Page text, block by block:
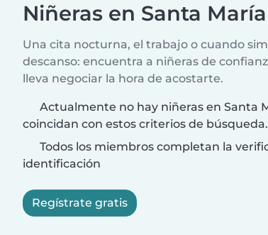
Niñeras en Santa
Una cita nocturna, el trabajo o cuando
descanso: encuentra a niñeras de
lleva negociar la hora de acostarte.
Actualmente no hay niñeras en Santa
coincidan con estos criterios de búsqueda.
Todos los miembros completan la
identificación
Regístrate gratis